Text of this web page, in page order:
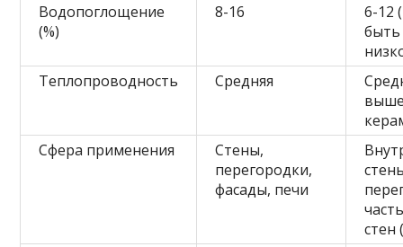
Водопоглощение
(%)
8-16
6-12
Теплопроводность
Средняя
Сфера применения
Стены,
перегородки,
фасады, печи
стен